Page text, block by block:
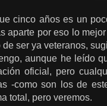
cinco años es un
aparte por eso lo
de ser ya veteranos,
aunque he leído
oficial, pero
-como son los de
total, pero veremos.